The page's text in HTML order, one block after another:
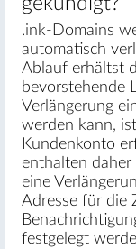
.ink-Domains
automatisch
Ablauf erhältst
bevorstehende
Verlängerung
werden kann,
Kundenkonto
enthalten
eine
Adresse für die
festgelegt